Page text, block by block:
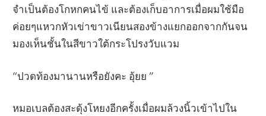
จำเป็นต้องโกหกคนไข้ และต้องเก็บอาการเมื่อผมใช้มือ
ค่อยๆแหวกหัวเข่าขาวเนียนสองข้างแยกออกจากกันจน
มองเห็นชั้นในสีขาวใต้กระโปรงวับแวม
“ปวดท้องมานานหรือยังคะ อุ้ยย ”
หมอเบลต้องสะดุ้งโหยงอีกครั้งเมื่อผมล้วงนิ้วเข้าไปใน